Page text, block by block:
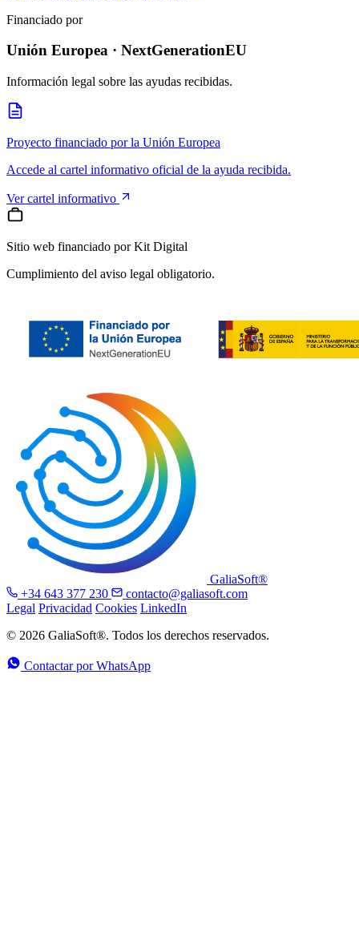
Financiado por
Unión Europea · NextGenerationEU
Información legal sobre las ayudas recibidas.
Proyecto financiado por la Unión Europea
Accede al cartel informativo oficial de la ayuda recibida.
Ver cartel informativo
Sitio web financiado por Kit Digital
Cumplimiento del aviso legal obligatorio.
GaliaSoft®
+34 643 377 230
contacto@galiasoft.com
Legal Privacidad Cookies LinkedIn
© 2026 GaliaSoft®. Todos los derechos reservados.
Contactar por WhatsApp